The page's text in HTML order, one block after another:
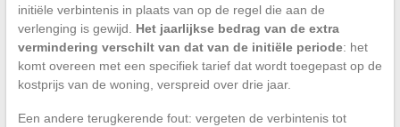
initiële verbintenis in plaats van op de regel die aan de
verlenging is gewijd. Het jaarlijkse bedrag van de extra
vermindering verschilt van dat van de initiële periode: het
komt overeen met een specifiek tarief dat wordt toegepast op de
kostprijs van de woning, verspreid over drie jaar.
Een andere terugkerende fout: vergeten de verbintenis tot